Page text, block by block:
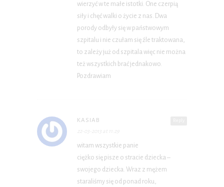
wierzyć w te małe istotki. One czerpią
siły i chęć walki o życie z nas. Dwa
porody odbyły się w państwowym
szpitalu i nie czułam się źle traktowana,
to zależy już od szpitala więc nie można
też wszystkich brać jednakowo.
Pozdrawiam
KASIAB
witam wszystkie panie
ciężko się pisze o stracie dziecka –
swojego dziecka. Wraz z mężem
staraliśmy się od ponad roku,